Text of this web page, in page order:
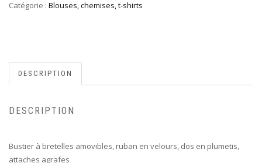
Catégorie : Blouses, chemises, t-shirts
DESCRIPTION
DESCRIPTION
Bustier à bretelles amovibles, ruban en velours, dos en plumetis,
attaches agrafes